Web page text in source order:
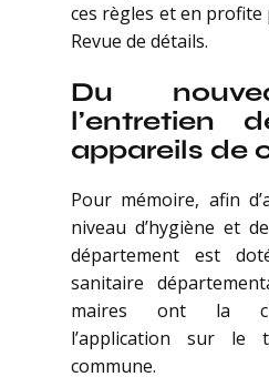
ces règles et en profite
Revue de détails.
Du
l’entretien
appareils de
Pour mémoire, afin
niveau d’hygiène et
département est
sanitaire
maires ont la
l’application sur le
commune.